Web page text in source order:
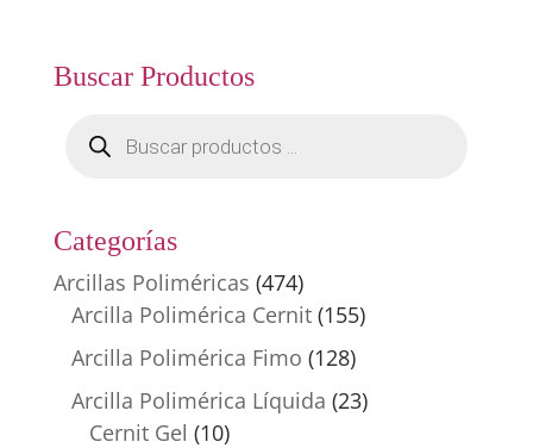
Buscar Productos
productos
Categorías
Arcillas Poliméricas (474)
Arcilla Polimérica Cernit (155)
Arcilla Polimérica Fimo (128)
Arcilla Polimérica Líquida (23)
Cernit Gel (10)